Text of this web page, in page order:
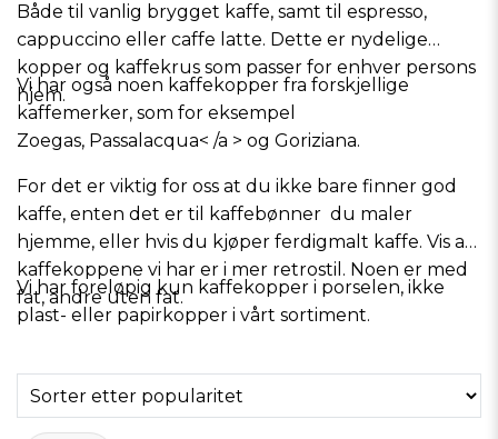
Både til vanlig brygget kaffe, samt til espresso,
cappuccino eller caffe latte. Dette er nydelige
kopper og kaffekrus som passer for enhver persons
hjem.
Vi har også noen kaffekopper fra forskjellige
kaffemerker, som for eksempel
Zoegas, Passalacqua< /a > og Goriziana.
For det er viktig for oss at du ikke bare finner god
kaffe, enten det er til
kaffebønner du maler
hjemme, eller hvis du kjøper ferdigmalt kaffe. Vis av
kaffekoppene vi har er i mer retrostil. Noen er med
fat, andre uten fat.
Vi har foreløpig kun kaffekopper i porselen, ikke
plast- eller papirkopper i vårt sortiment.